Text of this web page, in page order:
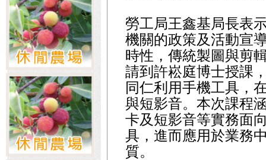
勞工局王鑫基局長表
機關的政策及活動宣
時性，傳統製圖與剪
請到許崧庭博士授課
同仁利用手機工具，
與短影音。本次課程
卡及短影音等實務面
具，進而應用於業務
質。